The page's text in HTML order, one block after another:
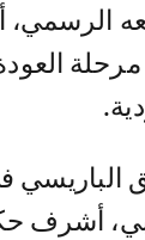
الرسمي،
مرحلة
الباريسي
أشرف